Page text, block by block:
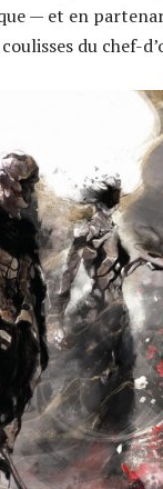
— et en
du chef-